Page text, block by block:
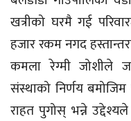
खत्रीको घरमै गई
हजार रकम नगद
कमला रेग्मी जोशीले
संस्थाको निर्णय
राहत पुगोस् भन्ने